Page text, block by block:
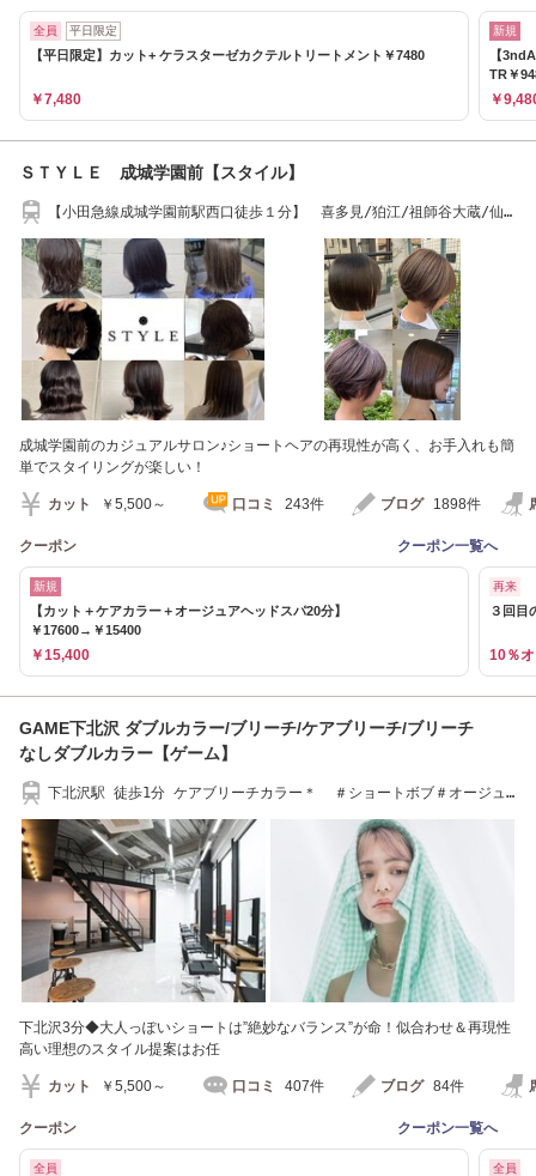
全員 平日限定
【平日限定】カット+ ケラスターゼカクテルトリートメント￥7480
￥7,480
新規
【
TR￥
￥
ＳＴＹＬＥ 成城学園前【スタイル】
【小田急線成城学園前駅西口徒歩１分】 喜多見/狛江/祖師谷大蔵/仙
成城学園前のカジュアルサロン♪ショートヘアの再現性が高く、お手入れも簡
単でスタイリングが楽しい！
カット ￥5,500～ 口コミ 243件 ブログ 1898件
クーポン クーポン一覧へ
新規
【カット＋ケアカラー＋オージュアヘッドスパ20分】
￥17600→￥15400
￥15,400
再来
３回目
10％
GAME下北沢 ダブルカラー/ブリーチ/ケアブリーチ/ブリーチ
なしダブルカラー【ゲーム】
下北沢駅 徒歩1分 ケアブリーチカラー＊ ＃ショートボブ＃オージュ
下北沢3分◆大人っぽいショートは”絶妙なバランス”が命！似合わせ＆再現性
高い理想のスタイル提案はお任
カット ￥5,500～ 口コミ 407件 ブログ 84件
クーポン クーポン一覧へ
全員 全員